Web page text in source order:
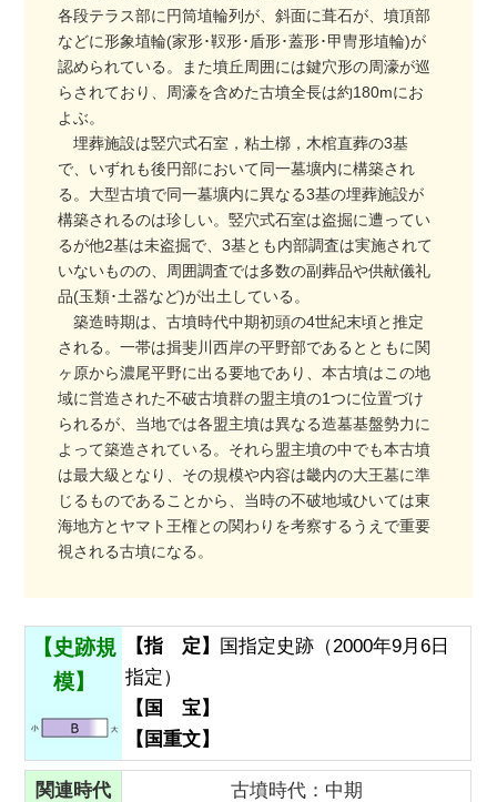
各段テラス部に円筒埴輪列が、斜面に葺石が、墳頂部
などに形象埴輪(家形･靫形･盾形･蓋形･甲冑形埴輪)が
認められている。また墳丘周囲には鍵穴形の周濠が巡
らされており、周濠を含めた古墳全長は約180mにお
よぶ。
埋葬施設は竪穴式石室，粘土槨，木棺直葬の3基
で、いずれも後円部において同一墓壙内に構築され
る。大型古墳で同一墓壙内に異なる3基の埋葬施設が
構築されるのは珍しい。竪穴式石室は盗掘に遭ってい
るが他2基は未盗掘で、3基とも内部調査は実施されて
いないものの、周囲調査では多数の副葬品や供献儀礼
品(玉類･土器など)が出土している。
築造時期は、古墳時代中期初頭の4世紀末頃と推定
される。一帯は揖斐川西岸の平野部であるとともに関
ヶ原から濃尾平野に出る要地であり、本古墳はこの地
域に営造された不破古墳群の盟主墳の1つに位置づけ
られるが、当地では各盟主墳は異なる造墓基盤勢力に
よって築造されている。それら盟主墳の中でも本古墳
は最大級となり、その規模や内容は畿内の大王墓に準
じるものであることから、当時の不破地域ひいては東
海地方とヤマト王権との関わりを考察するうえで重要
視される古墳になる。
【史跡規
模】
【指 定】 国指定史跡（2000年9月6日
指定）
【国 宝】
【国重文】
関連時代
古墳時代：中期